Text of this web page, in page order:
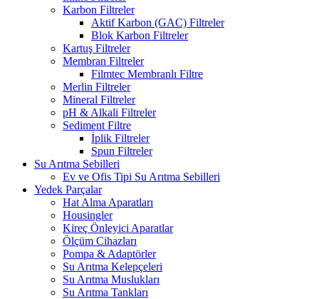
Karbon Filtreler
Aktif Karbon (GAC) Filtreler
Blok Karbon Filtreler
Kartuş Filtreler
Membran Filtreler
Filmtec Membranlı Filtre
Merlin Filtreler
Mineral Filtreler
pH & Alkali Filtreler
Sediment Filtre
İplik Filtreler
Spun Filtreler
Su Arıtma Sebilleri
Ev ve Ofis Tipi Su Arıtma Sebilleri
Yedek Parçalar
Hat Alma Aparatları
Housingler
Kireç Önleyici Aparatlar
Ölçüm Cihazları
Pompa & Adaptörler
Su Arıtma Kelepçeleri
Su Arıtma Muslukları
Su Arıtma Tankları